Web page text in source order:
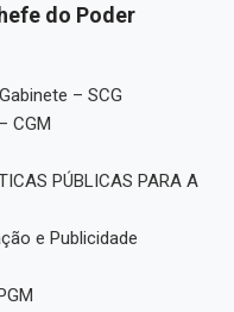
do Poder
– SCG
CGM
PÚBLICAS PARA A
e Publicidade